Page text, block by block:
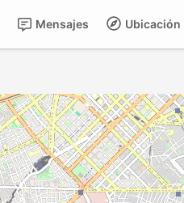
Ubicación
Mensajes